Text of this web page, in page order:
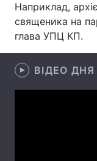
Україна
Економіка
Спорт
Наприклад,
священика на
глава УПЦ КП.
ВІДЕО ДНЯ